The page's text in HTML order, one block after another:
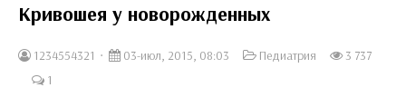
Кривошея у новорожденных
1234554321 03-июл, 2015, 08:03 Педиатрия
3 737
1